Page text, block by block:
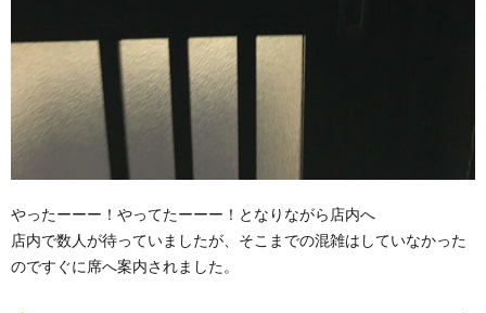
やったーーー！やってたーーー！となりながら店内へ
店内で数人が待っていましたが、そこまでの混雑はしていなかった
のですぐに席へ案内されました。